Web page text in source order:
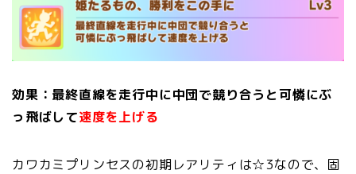
効果：最終直線を走行中に中団で競り合うと可憐にぶ
っ飛ばして速度を上げる
カワカミプリンセスの初期レアリティは☆3なので、固